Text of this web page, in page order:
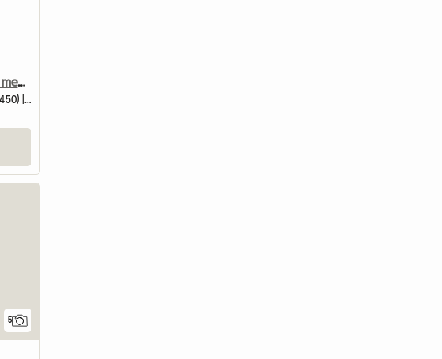
Quarto confortável com mezanino - cozinha e banheiro compartilhados.
Alojamento partilhado | Sainte-Croix (1450) | 20 M2
5